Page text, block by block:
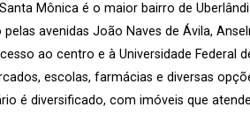
Mônica é o maior bairro de
avenidas João Naves de Ávila,
ao centro e à Universidade Federal
escolas, farmácias e diversas
é diversificado, com imóveis que